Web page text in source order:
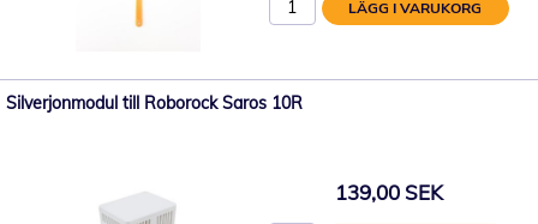
LÄGG I VARUKORG
Silverjonmodul till Roborock Saros 10R
139,00 SEK